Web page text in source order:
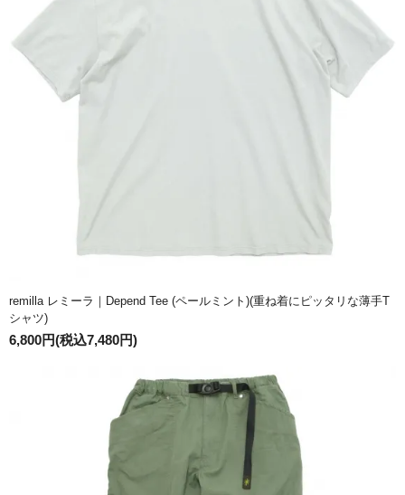
remilla レミーラ｜Depend Tee (ペールミント)(重ね着にピッタリな薄手T
シャツ)
6,800円(税込7,480円)